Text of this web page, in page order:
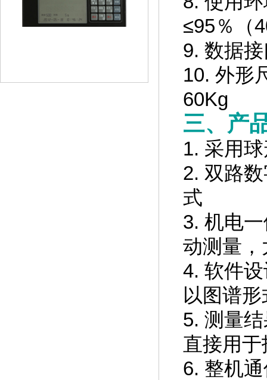
查看详情
≤95％（
9. 数据
10. 外形
60Kg
三、产
1. 采用
2. 双路
式
3. 机电
动测量
4. 软件
以图谱
5. 测量
直接用
6. 整机